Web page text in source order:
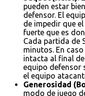
pueden estar
defensor. El
de impedir que
fuerte que es
Cada partida de
minutos. En
intacta al final
equipo defensor
el equipo
Generosidad
modo de juego